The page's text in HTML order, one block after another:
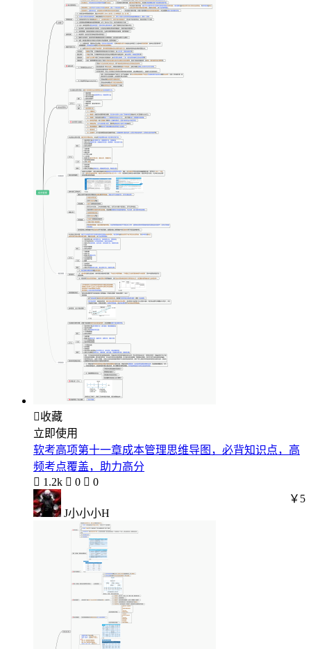
收藏
立即使用
软考高项第十一章成本管理思维导图，必背知识点，高
频考点覆盖，助力高分
 1.2k  0  0
J小小小H
￥5